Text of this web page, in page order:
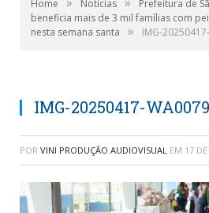
Home Notícias
Prefeitura de
beneficia mais de 3 mil famílias com
nesta semana santa
» IMG-
IMG-20250417-WA0079
POR VINI PRODUÇÃO AUDIOVISUAL EM 17